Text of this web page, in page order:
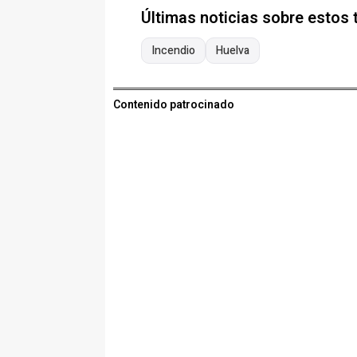
Últimas noticias sobre estos
Incendio Huelva
Contenido patrocinado